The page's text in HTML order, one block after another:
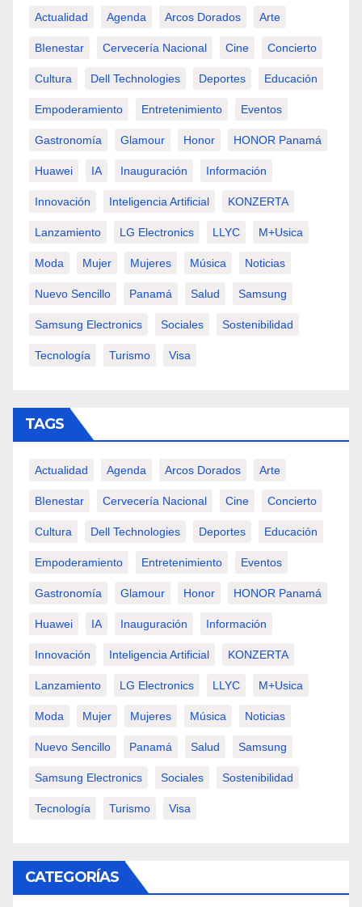
Actualidad Agenda Arcos Dorados Arte
BIenestar Cervecería Nacional Cine Concierto
Cultura Dell Technologies Deportes Educación
Empoderamiento Entretenimiento Eventos
Gastronomía Glamour Honor HONOR Panamá
Huawei IA Inauguración Información
Innovación Inteligencia Artificial KONZERTA
Lanzamiento LG Electronics LLYC M+usica
Moda Mujer Mujeres Música Noticias
Nuevo Sencillo Panamá Salud Samsung
Samsung Electronics Sociales Sostenibilidad
Tecnología Turismo Visa
TAGS
Actualidad Agenda Arcos Dorados Arte
BIenestar Cervecería Nacional Cine Concierto
Cultura Dell Technologies Deportes Educación
Empoderamiento Entretenimiento Eventos
Gastronomía Glamour Honor HONOR Panamá
Huawei IA Inauguración Información
Innovación Inteligencia Artificial KONZERTA
Lanzamiento LG Electronics LLYC M+usica
Moda Mujer Mujeres Música Noticias
Nuevo Sencillo Panamá Salud Samsung
Samsung Electronics Sociales Sostenibilidad
Tecnología Turismo Visa
CATEGORÍAS